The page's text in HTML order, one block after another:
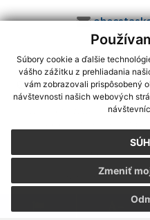
Súbory cookie a ďalšie
vášho zážitku z prehliadania
vám zobrazovali prispôsobený
návštevnosti našich webových
Zmeniť
využite možnosť získavania
CMS systém (redakčný) systém
webex.digital,
Posledná
Vytlačiť stránku|